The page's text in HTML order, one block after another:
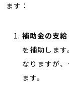
ます：
補助金の支給
を補助しま
なりますが
ます。